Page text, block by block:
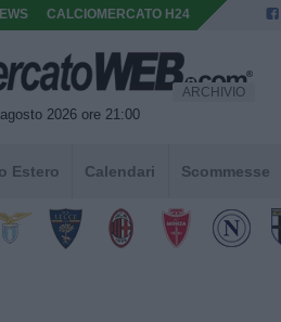
CALCIOMERCATO H24
2026 ore 21:00
ARCHIVIO
Estero Calendari Scommesse